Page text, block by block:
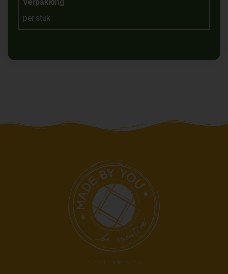
per stuk
© 2021 Made by You